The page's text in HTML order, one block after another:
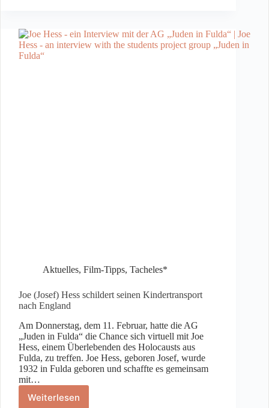
Aktuelles, Film-Tipps, Tacheles*
Joe (Josef) Hess schildert seinen Kindertransport
nach England
Am Donnerstag, dem 11. Februar, hatte die AG
„Juden in Fulda“ die Chance sich virtuell mit Joe
Hess, einem Überlebenden des Holocausts aus
Fulda, zu treffen. Joe Hess, geboren Josef, wurde
1932 in Fulda geboren und schaffte es gemeinsam
mit…
Weiterlesen
Joe